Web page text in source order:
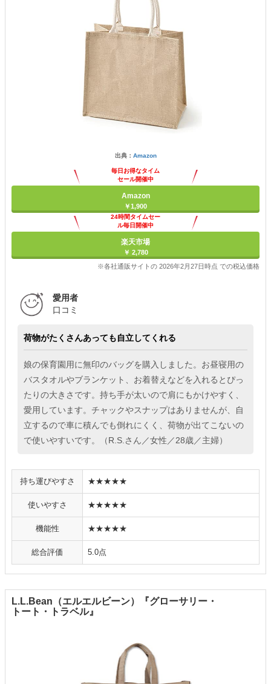
出典： Amazon
毎日お得なタイム
セール開催中
Amazon
￥1,900
24時間タイムセー
ル毎日開催中
楽天市場
￥ 2,780
※各社通販サイトの 2026年2月27日時点 での税込価格
愛用者
口コミ
荷物がたくさんあっても自立してくれる
娘の保育園用に無印のバッグを購入しました。お昼寝用の
バスタオルやブランケット、お着替えなどを入れるとぴっ
たりの大きさです。持ち手が太いので肩にもかけやすく、
愛用しています。チャックやスナップはありませんが、自
立するので車に積んでも倒れにくく、荷物が出てこないの
で使いやすいです。（R.S.さん／女性／28歳／主婦）
持ち運びやすさ ★★★★★
使いやすさ ★★★★★
機能性 ★★★★★
総合評価 5.0点
L.L.Bean（エルエルビーン）『グローサリー・
トート・トラベル』